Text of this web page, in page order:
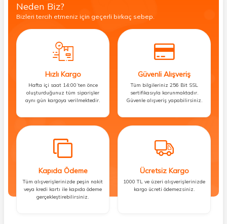
Neden Biz?
Bizleri tercih etmeniz için geçerli birkaç sebep.
Hızlı Kargo
Hafta içi saat 14:00’ten önce
oluşturduğunuz tüm siparişler
aynı gün kargoya verilmektedir.
Güvenli Alışveriş
Tüm bilgileriniz 256 Bit SSL
sertifikasıyla korunmaktadır.
Güvenle alışveriş yapabilirsiniz.
Kapıda Ödeme
Tüm alışverişlerinizde peşin nakit
veya kredi kartı ile kapıda ödeme
gerçekleştirebilirsiniz.
Ücretsiz Kargo
1000 TL ve üzeri alışverişlerinizde
kargo ücreti ödemezsiniz.